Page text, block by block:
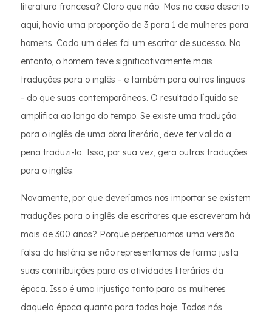
literatura francesa? Claro que não. Mas no caso descrito
aqui, havia uma proporção de 3 para 1 de mulheres para
homens. Cada um deles foi um escritor de sucesso. No
entanto, o homem teve significativamente mais
traduções para o inglês - e também para outras línguas
- do que suas contemporâneas. O resultado líquido se
amplifica ao longo do tempo. Se existe uma tradução
para o inglês de uma obra literária, deve ter valido a
pena traduzi-la. Isso, por sua vez, gera outras traduções
para o inglês.
Novamente, por que deveríamos nos importar se existem
traduções para o inglês de escritores que escreveram há
mais de 300 anos? Porque perpetuamos uma versão
falsa da história se não representamos de forma justa
suas contribuições para as atividades literárias da
época. Isso é uma injustiça tanto para as mulheres
daquela época quanto para todos hoje. Todos nós